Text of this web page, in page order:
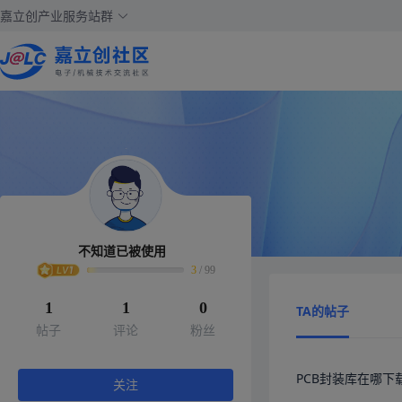
嘉立创产业服务站群
不知道已被使用
3 / 99
1
帖子
1
评论
0
粉丝
关注
TA的帖子
PCB封装库在哪下